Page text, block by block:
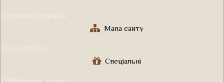
Мапа сайту
Спеціальні